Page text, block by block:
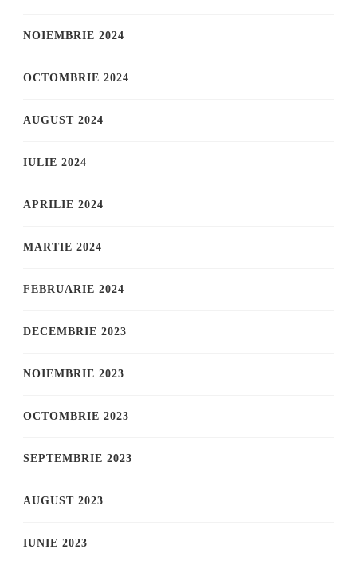
NOIEMBRIE 2024
OCTOMBRIE 2024
AUGUST 2024
IULIE 2024
APRILIE 2024
MARTIE 2024
FEBRUARIE 2024
DECEMBRIE 2023
NOIEMBRIE 2023
OCTOMBRIE 2023
SEPTEMBRIE 2023
AUGUST 2023
IUNIE 2023